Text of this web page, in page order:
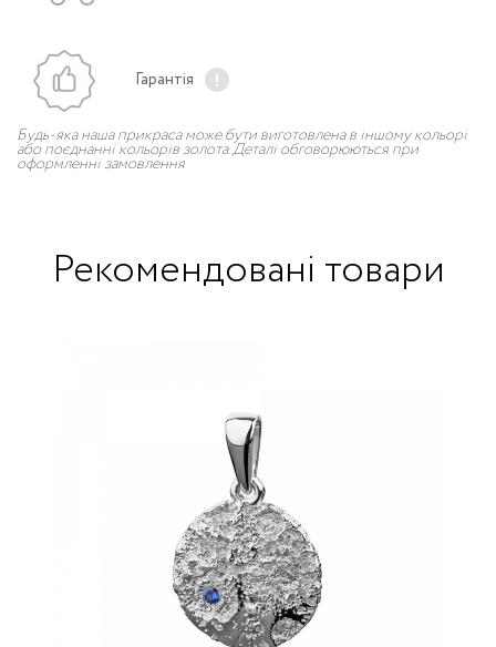
Гарантія
Будь-яка наша прикраса може бути виготовлена в іншому кольорі
або поєднанні кольорів золота. Деталі обговорюються при
оформленні замовлення
Рекомендовані товари